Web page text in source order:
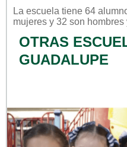
La escuela tiene 64
mujeres y 32 son
OTRAS
GUADALUPE